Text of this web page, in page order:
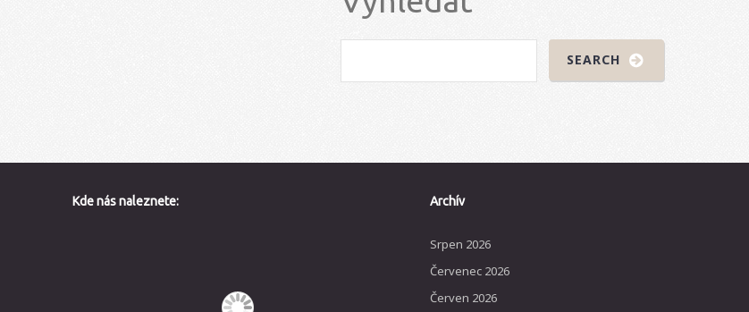
Kde nás naleznete: Archív
Srpen 2026
Červenec 2026
Červen 2026